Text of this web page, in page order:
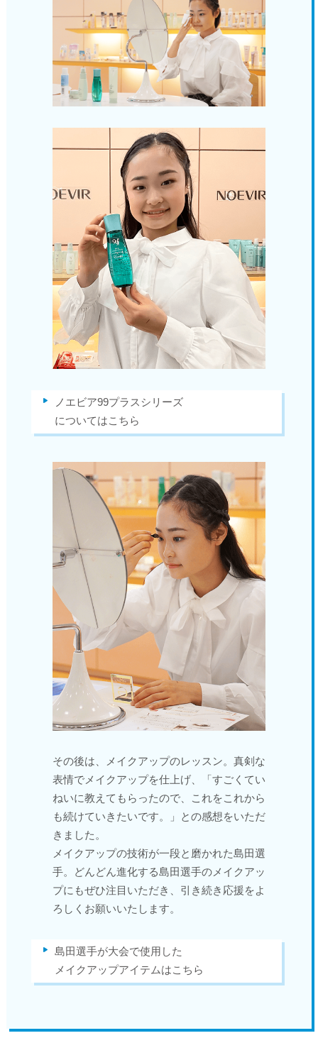
ノエビア99プラスシリーズ
についてはこちら
その後は、メイクアップのレッスン。真剣な
表情でメイクアップを仕上げ、「すごくてい
ねいに教えてもらったので、これをこれから
も続けていきたいです。」との感想をいただ
きました。
メイクアップの技術が一段と磨かれた島田選
手。どんどん進化する島田選手のメイクアッ
プにもぜひ注目いただき、引き続き応援をよ
ろしくお願いいたします。
島田選手が大会で使用した
メイクアップアイテムはこちら